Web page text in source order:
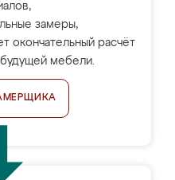
замеры,
окончательный расчёт
мебели.